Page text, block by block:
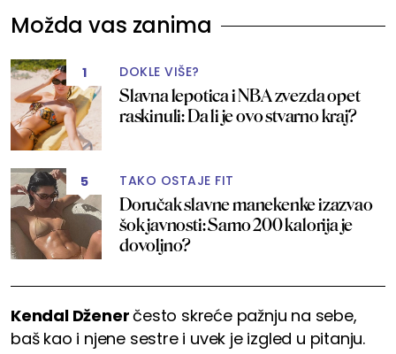
Možda vas zanima
1 DOKLE VIŠE?
Slavna lepotica i NBA zvezda opet
raskinuli: Da li je ovo stvarno kraj?
5 TAKO OSTAJE FIT
Doručak slavne manekenke izazvao
šok javnosti: Samo 200 kalorija je
dovoljno?
Kendal Dženerčesto skreće pažnju na sebe,
baš kao i njene sestre i uvek je izgled u pitanju.